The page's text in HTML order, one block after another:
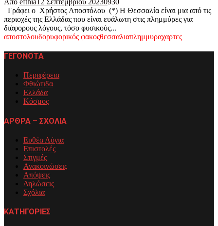
Γράφει ο Χρήστος Αποστόλου (*) Η Θεσσαλία είναι μια από τις
περιοχές της Ελλάδας που είναι ευάλωτη στις πλημμύρες για
διάφορους λόγους, τόσο φυσικούς...
αποστολουδορυφορικός φακοςθεσσαλιαπλημμυραχαρτες
ΓΕΓΟΝΟΤΑ
Περιφέρεια
Φθιώτιδα
Ελλάδα
Κόσμος
ΑΡΘΡΑ – ΣΧΟΛΙΑ
Ευθέα Λόγια
Επιστολές
Στιγμές
Ανακοινώσεις
Απόψεις
Δηλώσεις
Σχόλια
ΚΑΤΗΓΟΡΙΕΣ